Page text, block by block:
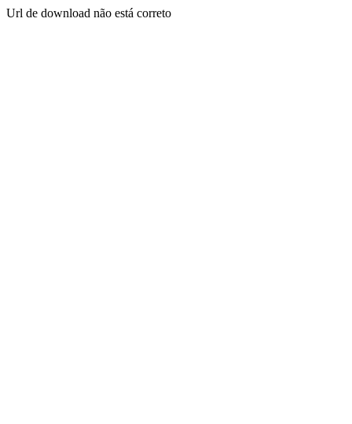
Url de download não está correto